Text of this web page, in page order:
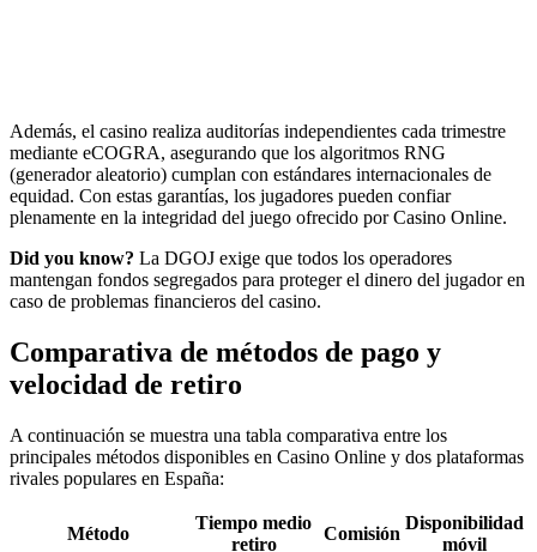
Además, el casino realiza auditorías independientes cada trimestre
mediante eCOGRA, asegurando que los algoritmos RNG
(generador aleatorio) cumplan con estándares internacionales de
equidad. Con estas garantías, los jugadores pueden confiar
plenamente en la integridad del juego ofrecido por Casino Online.
Did you know? La DGOJ exige que todos los operadores
mantengan fondos segregados para proteger el dinero del jugador en
caso de problemas financieros del casino.
Comparativa de métodos de pago y
velocidad de retiro
A continuación se muestra una tabla comparativa entre los
principales métodos disponibles en Casino Online y dos plataformas
rivales populares en España:
Método
Tiempo medio
retiro
Comisión
Disponibilidad
móvil